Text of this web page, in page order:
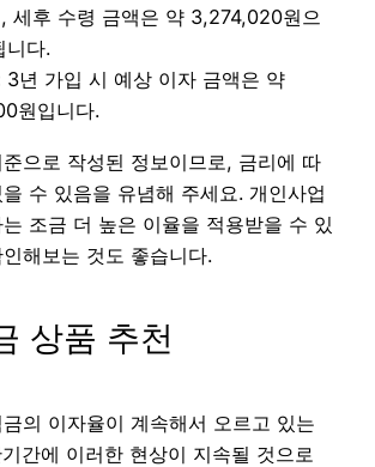
세후 수령 금액은 약 3,274,020원으
니다.
3년 가입 시 예상 이자 금액은 약
원입니다.
으로 작성된 정보이므로, 금리에 따
수 있음을 유념해 주세요. 개인사업
조금 더 높은 이율을 적용받을 수 있
해보는 것도 좋습니다.
상품 추천
의 이자율이 계속해서 오르고 있는
간에 이러한 현상이 지속될 것으로